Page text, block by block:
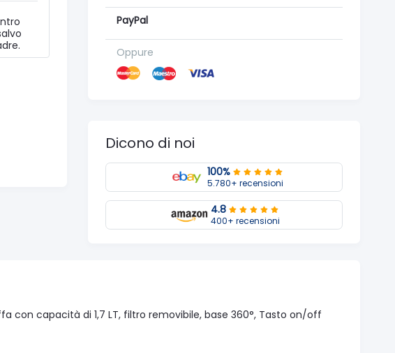
PayPal
Oppure
Dicono di noi
100%
5.780+ recensioni
4.8
400+ recensioni
con capacità di 1,7 LT, filtro removibile, base 360°, Tasto on/off